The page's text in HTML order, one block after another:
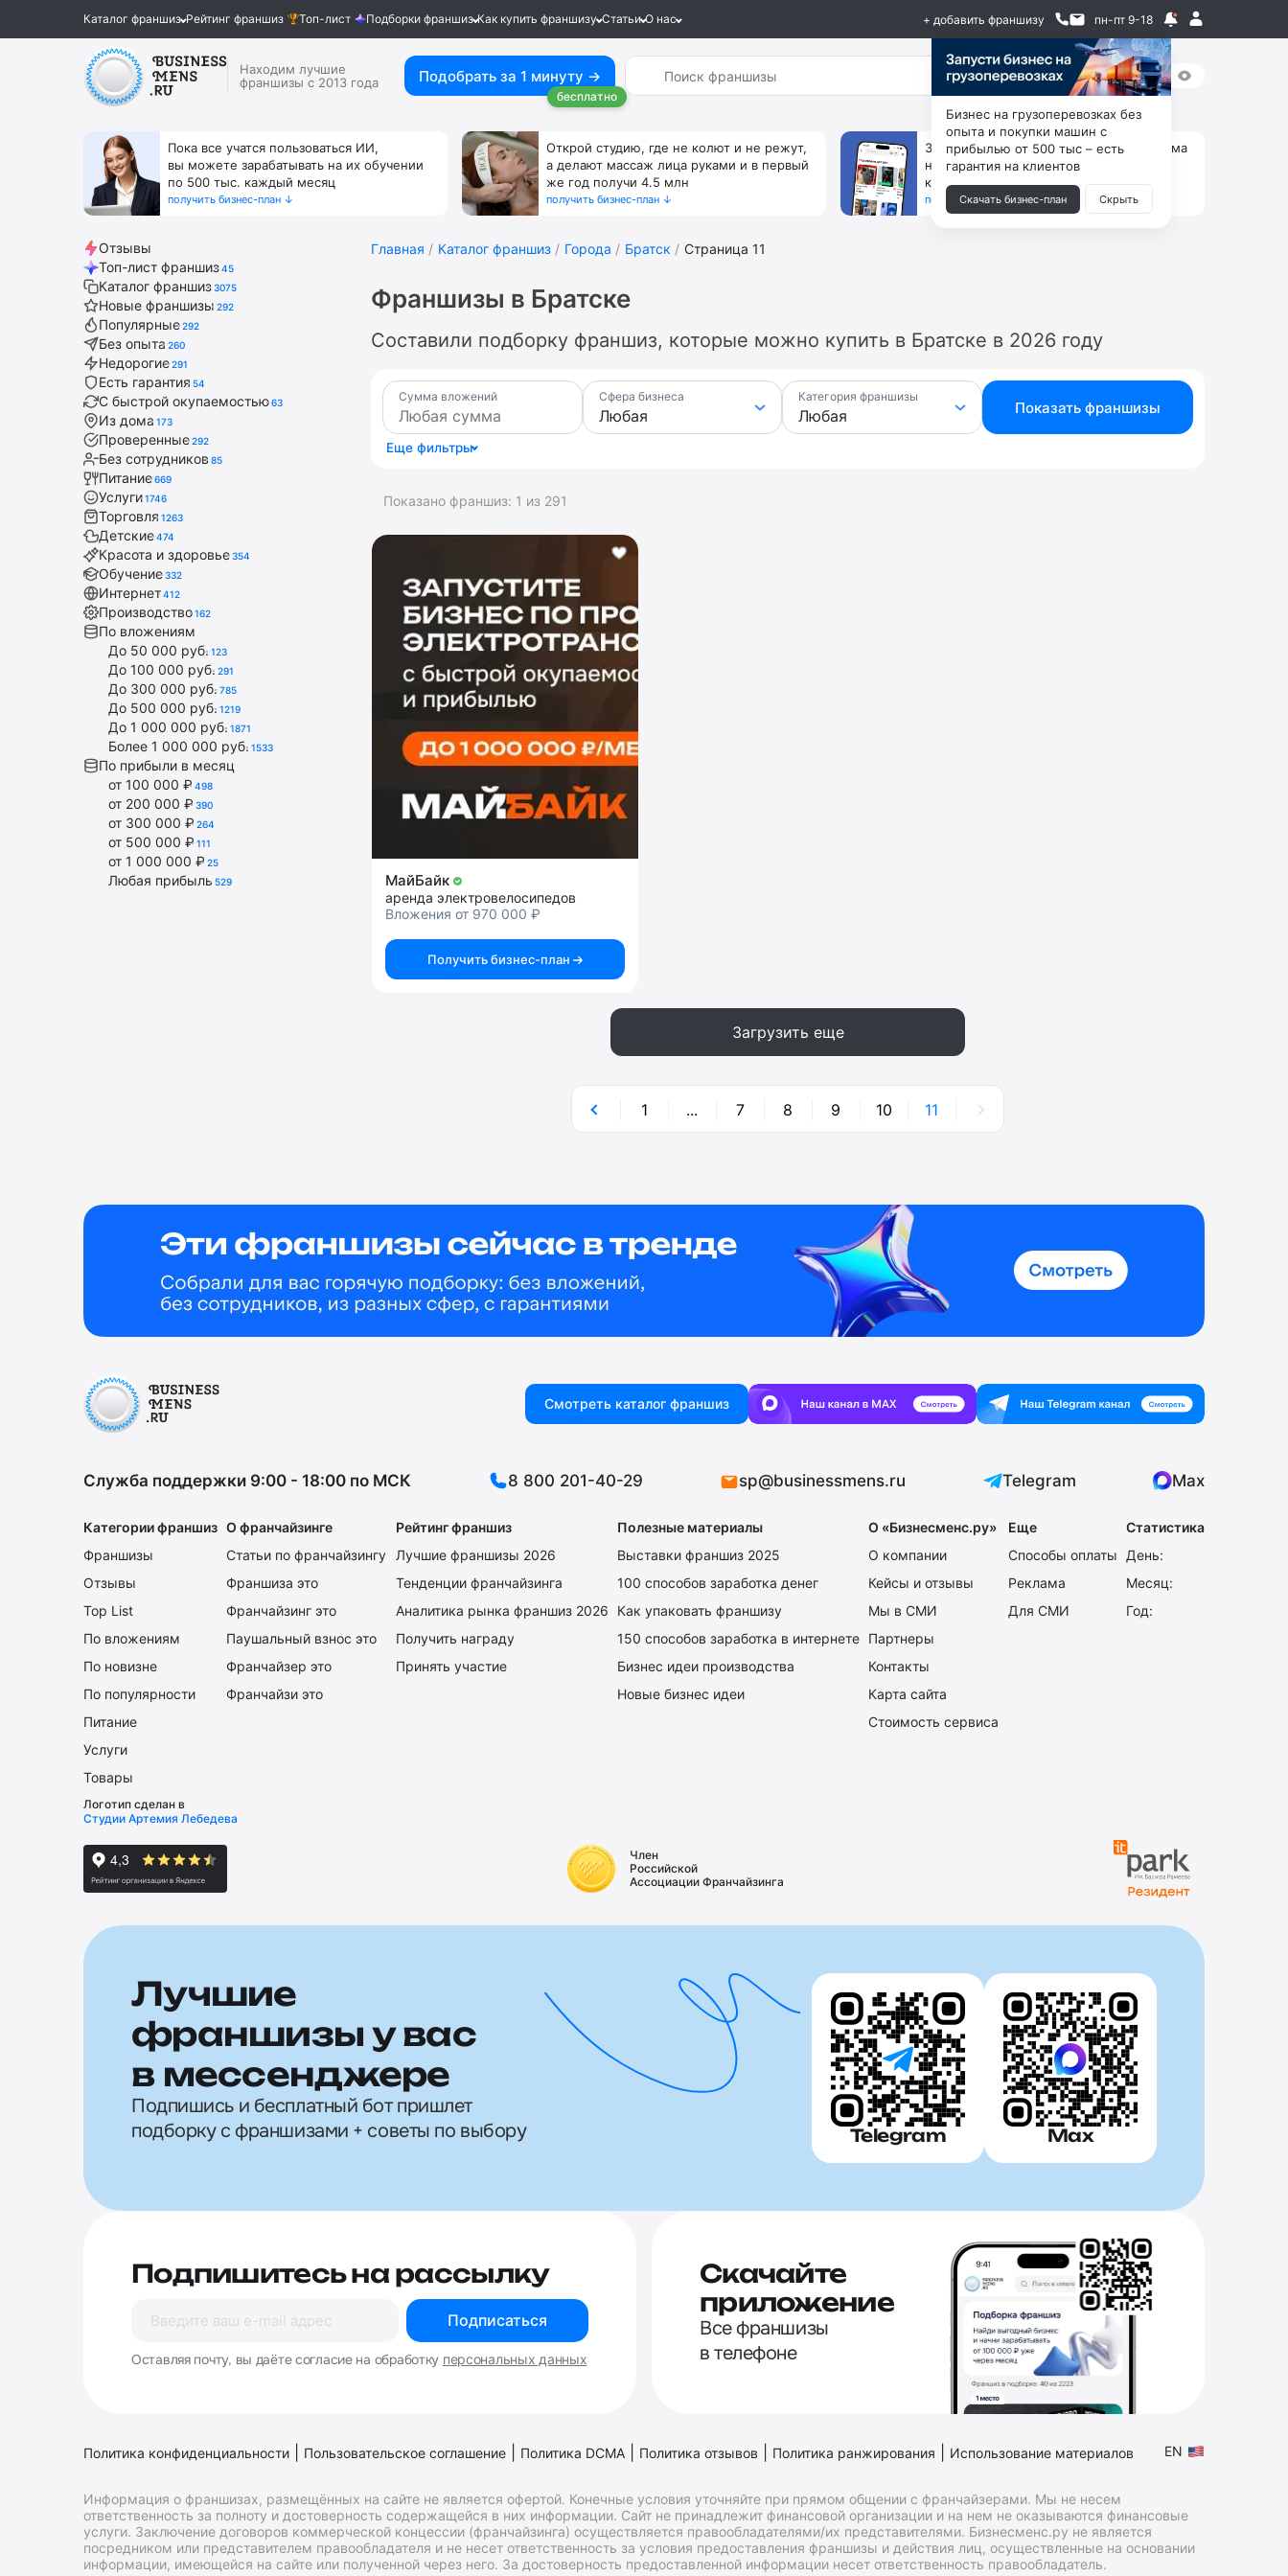
Каталог франшиз Рейтинг франшиз Топ-лист Подборки франшиз Как купить франшизу Статьи О нас + добавить франшизу пн-пт 9-18
Находим лучшие
франшизы с 2013 года
Подобрать за 1 минуту →
бесплатно
Пока все учатся пользоваться ИИ,
вы можете зарабатывать на их обучении
по 500 тыс. каждый месяц
получить бизнес-план ↓
Открой студию, где не колют и не режут,
а делают массаж лица руками и в первый
же год получи 4.5 млн
получить бизнес-план ↓
За 90 тыс. открой магазин на Авито, дома
ни коробок, ни товара, ни склада, зато
каждый месяц +125 тыс. чистыми
получить бизнес-план ↓
Отзывы
Топ-лист франшиз45
Каталог франшиз3075
Новые франшизы 292
Популярные292
Без опыта 260
Недорогие291
Есть гарантия 54
С быстрой окупаемостью63
Из дома 173
Проверенные292
Без сотрудников 85
Питание669
Услуги1746
Торговля 1263
Детские474
Красота и здоровье354
Обучение332
Интернет412
Производство162
По вложениям
До 50 000 руб. 123
До 100 000 руб. 291
До 300 000 руб. 785
До 500 000 руб. 1219
До 1 000 000 руб. 1871
Более 1 000 000 руб. 1533
По прибыли в месяц
от 100 000 ₽ 498
от 200 000 ₽ 390
от 300 000 ₽ 264
от 500 000 ₽ 111
от 1 000 000 ₽ 25
Любая прибыль 529
Главная Каталог франшиз Города Братск Страница 11
Франшизы в Братске
Составили подборку франшиз, которые можно купить в Братске в 2026 году
Сумма вложений Сфера бизнеса Категория франшизы
Показать франшизы
Еще фильтры
Показано франшиз: 1 из 291
МайБайк
аренда электровелосипедов
Вложения от 970 000 ₽
Получить бизнес-план
Загрузить еще
1 ... 7 8 9 10 11
Бизнес на грузоперевозках без
опыта и покупки машин с
прибылью от 500 тыс – есть
гарантия на клиентов
Скачать бизнес-план Скрыть
Смотреть каталог франшиз
Служба поддержки 9:00 - 18:00 по МСК 8 800 201-40-29 sp@businessmens.ru Telegram Max
Категории франшиз
Франшизы
Отзывы
Top List
По вложениям
По новизне
По популярности
Питание
Услуги
Товары
О франчайзинге
Статьи по франчайзингу
Франшиза это
Франчайзинг это
Паушальный взнос это
Франчайзер это
Франчайзи это
Рейтинг франшиз
Лучшие франшизы 2026
Тенденции франчайзинга
Аналитика рынка франшиз 2026
Получить награду
Принять участие
Полезные материалы
Выставки франшиз 2025
100 способов заработка денег
Как упаковать франшизу
150 способов заработка в интернете
Бизнес идеи производства
Новые бизнес идеи
О «Бизнесменс.ру»
О компании
Кейсы и отзывы
Мы в СМИ
Партнеры
Контакты
Карта сайта
Стоимость сервиса
Еще
Способы оплаты
Реклама
Для СМИ
Статистика
День:
Месяц:
Год:
Логотип сделан в
Студии Артемия Лебедева
Член
Российской
Ассоциации Франчайзинга
Лучшие
франшизы у вас
в мессенджере
Подпишись и бесплатный бот пришлет
подборку с франшизами + советы по выбору
Telegram Max
Подпишитесь на рассылку
Подписаться
Оставляя почту, вы даёте согласие на обработку персональных данных
Скачайте
приложение
Все франшизы
в телефоне
Политика конфиденциальности Пользовательское соглашение Политика DCMA Политика отзывов Политика ранжирования Использование материалов EN
Информация о франшизах, размещённых на сайте не является офертой. Конечные условия уточняйте при прямом общении с франчайзерами. Мы не несем
ответственность за полноту и достоверность содержащейся в них информации. Сайт не принадлежит финансовой организации и на нем не оказываются финансовые
услуги. Заключение договоров коммерческой концессии (франчайзинга) осуществляется правообладателями/их представителями. Бизнесменс.ру не является
посредником или представителем правообладателя и не несет ответственность за условия предоставления франшизы и действия лиц, осуществленные на основании
информации, имеющейся на сайте или полученной через него. За достоверность предоставленной информации несет ответственность правообладатель.